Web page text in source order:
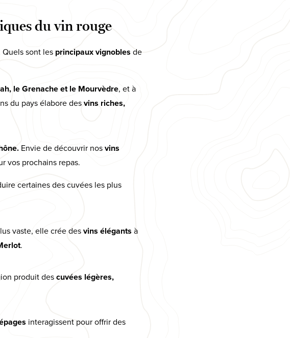
du vin rouge
sont les principaux vignobles de
le Grenache et le Mourvèdre, et à
du pays élabore des vins riches,
Envie de découvrir nos vins
vos prochains repas.
certaines des cuvées les plus
vaste, elle crée desvins élégants à
.
produit descuvées légères,
interagissent pour offrir des